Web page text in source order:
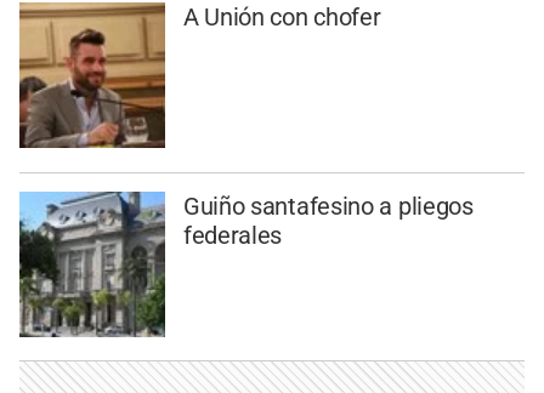
A Unión con chofer
Guiño santafesino a pliegos
federales